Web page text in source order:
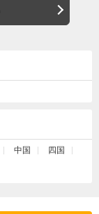
中国 四国